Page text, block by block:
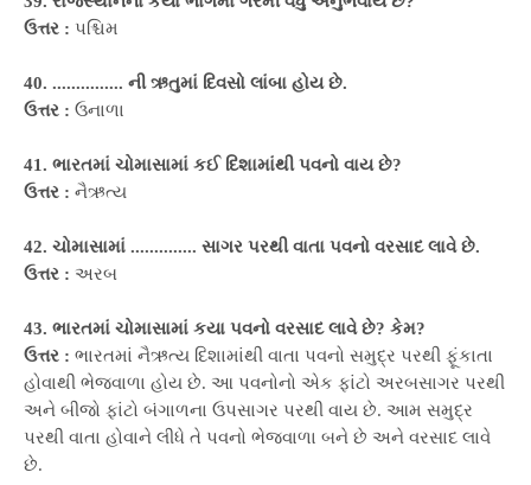
ઉત્તર : પશ્ચિમ
40. ............... ની ઋતુમાં દિવસો લાંબા હોય છે.
ઉત્તર : ઉનાળા
41. ભારતમાં ચોમાસામાં કઈ દિશામાંથી પવનો વાય છે?
ઉત્તર : નૈઋત્ય
42. ચોમાસામાં .............. સાગર પરથી વાતા પવનો વરસાદ લાવે છે.
ઉત્તર : અરબ
43. ભારતમાં ચોમાસામાં કયા પવનો વરસાદ લાવે છે? કેમ?
ઉત્તર : ભારતમાં નૈઋત્ય દિશામાંથી વાતા પવનો સમુદ્ર પરથી ફૂંકાતા
હોવાથી ભેજવાળા હોય છે. આ પવનોનો એક ફાંટો અરબસાગર પરથી
અને બીજો ફાંટો બંગાળના ઉપસાગર પરથી વાય છે. આમ સમુદ્ર
પરથી વાતા હોવાને લીધે તે પવનો ભેજવાળા બને છે અને વરસાદ લાવે
છે.